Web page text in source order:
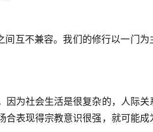
互不兼容。我们的修行以一门为
因为社会生活是很复杂的，人际关
合表现得宗教意识很强，就可能成